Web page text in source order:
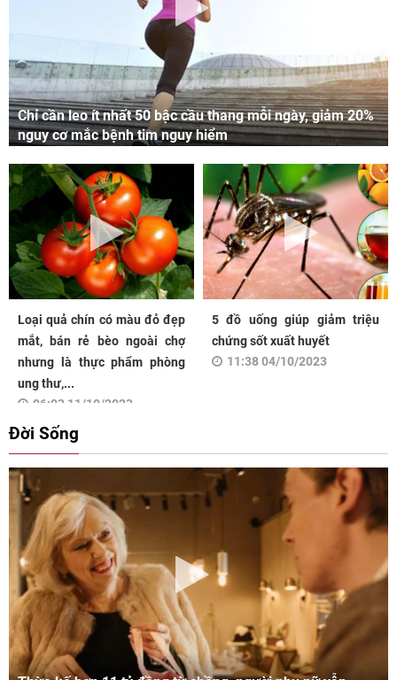
Chỉ cần leo ít nhất 50 bậc cầu thang mỗi ngày, giảm 20%
nguy cơ mắc bệnh tim nguy hiểm
Loại quả chín có màu đỏ đẹp
mắt, bán rẻ bèo ngoài chợ
nhưng là thực phẩm phòng
ung thư,...
06:03 11/10/2023
5 đồ uống giúp giảm triệu
chứng sốt xuất huyết
11:38 04/10/2023
Đời Sống